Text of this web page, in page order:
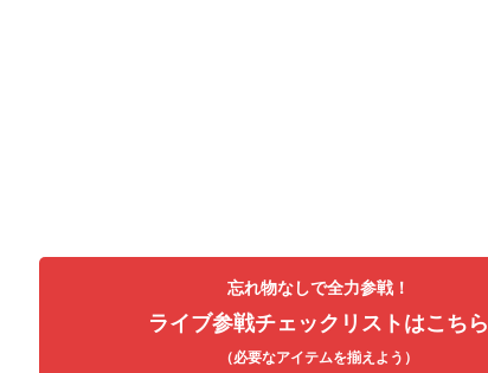
忘れ物なしで全力参戦！
ライブ参戦チェックリストはこちら
（必要なアイテムを揃えよう）